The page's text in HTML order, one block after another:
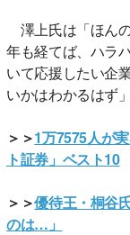
澤上氏は「ほん
年も経てば、ハラ
いて応援したい企
いかはわかるはず
＞＞1万7575人が
ト証券」ベスト10
＞＞優待王・桐谷
のは…」